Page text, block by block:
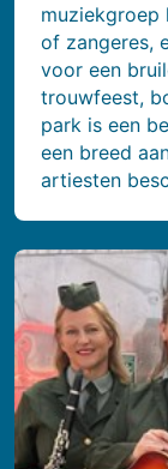
muziekgroep
of zangeres,
voor een
trouwfeest,
park is een
een breed
artiesten